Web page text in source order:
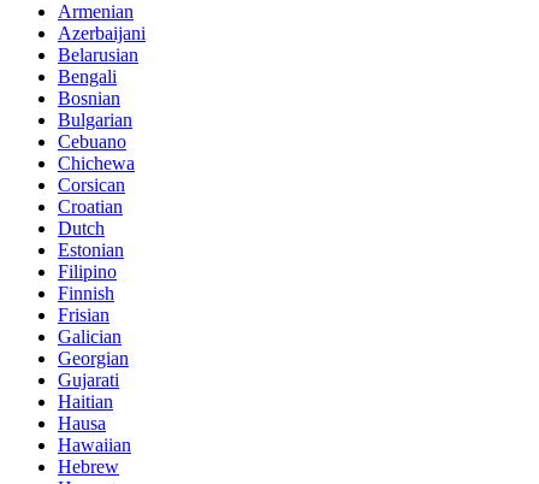
Armenian
Azerbaijani
Belarusian
Bengali
Bosnian
Bulgarian
Cebuano
Chichewa
Corsican
Croatian
Dutch
Estonian
Filipino
Finnish
Frisian
Galician
Georgian
Gujarati
Haitian
Hausa
Hawaiian
Hebrew